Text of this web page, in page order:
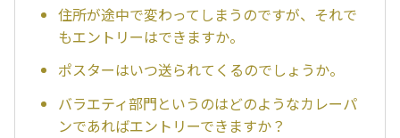
住所が途中で変わってしまうのですが、それで
もエントリーはできますか。
ポスターはいつ送られてくるのでしょうか。
バラエティ部門というのはどのようなカレーパ
ンであればエントリーできますか？